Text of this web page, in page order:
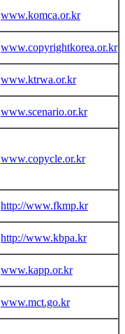
www.komca.or.kr
www.copyrightkorea.or.kr
www.ktrwa.or.kr
www.scenario.or.kr
www.copycle.or.kr
http://www.fkmp.kr
http://www.kbpa.kr
www.kapp.or.kr
www.mct.go.kr